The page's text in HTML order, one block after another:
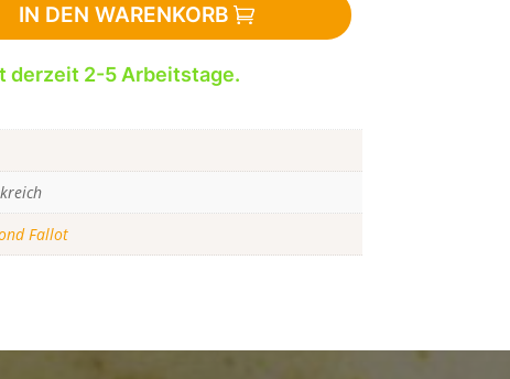
IN DEN WARENKORB
derzeit 2-5 Arbeitstage.
Fallot